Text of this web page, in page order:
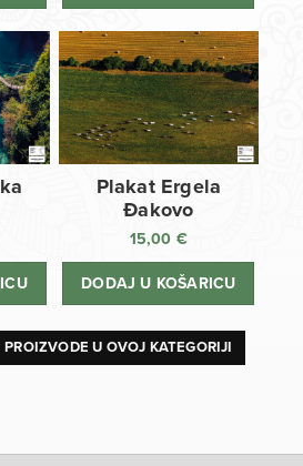
Plakat Ergela
Đakovo
15,00 €
DODAJ U KOŠARICU
U OVOJ KATEGORIJI